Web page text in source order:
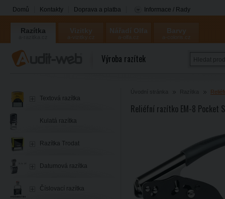
Domů Kontakty Doprava a platba Informace / Rady
Razítka
Coloris
Výroba razítek
Reliéfní razítko EM-8 Pocket
Textová razítka
Kulatá razítka
Razítka Trodat
Datumová razítka
Číslovací razítka